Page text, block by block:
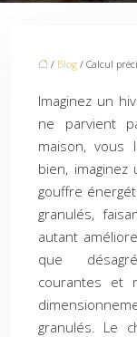
/ Blog / Calcul
Imaginez un
ne parvient
maison, vous
bien,
gouffre
granulés,
autant
que
courantes et
granulés. Le